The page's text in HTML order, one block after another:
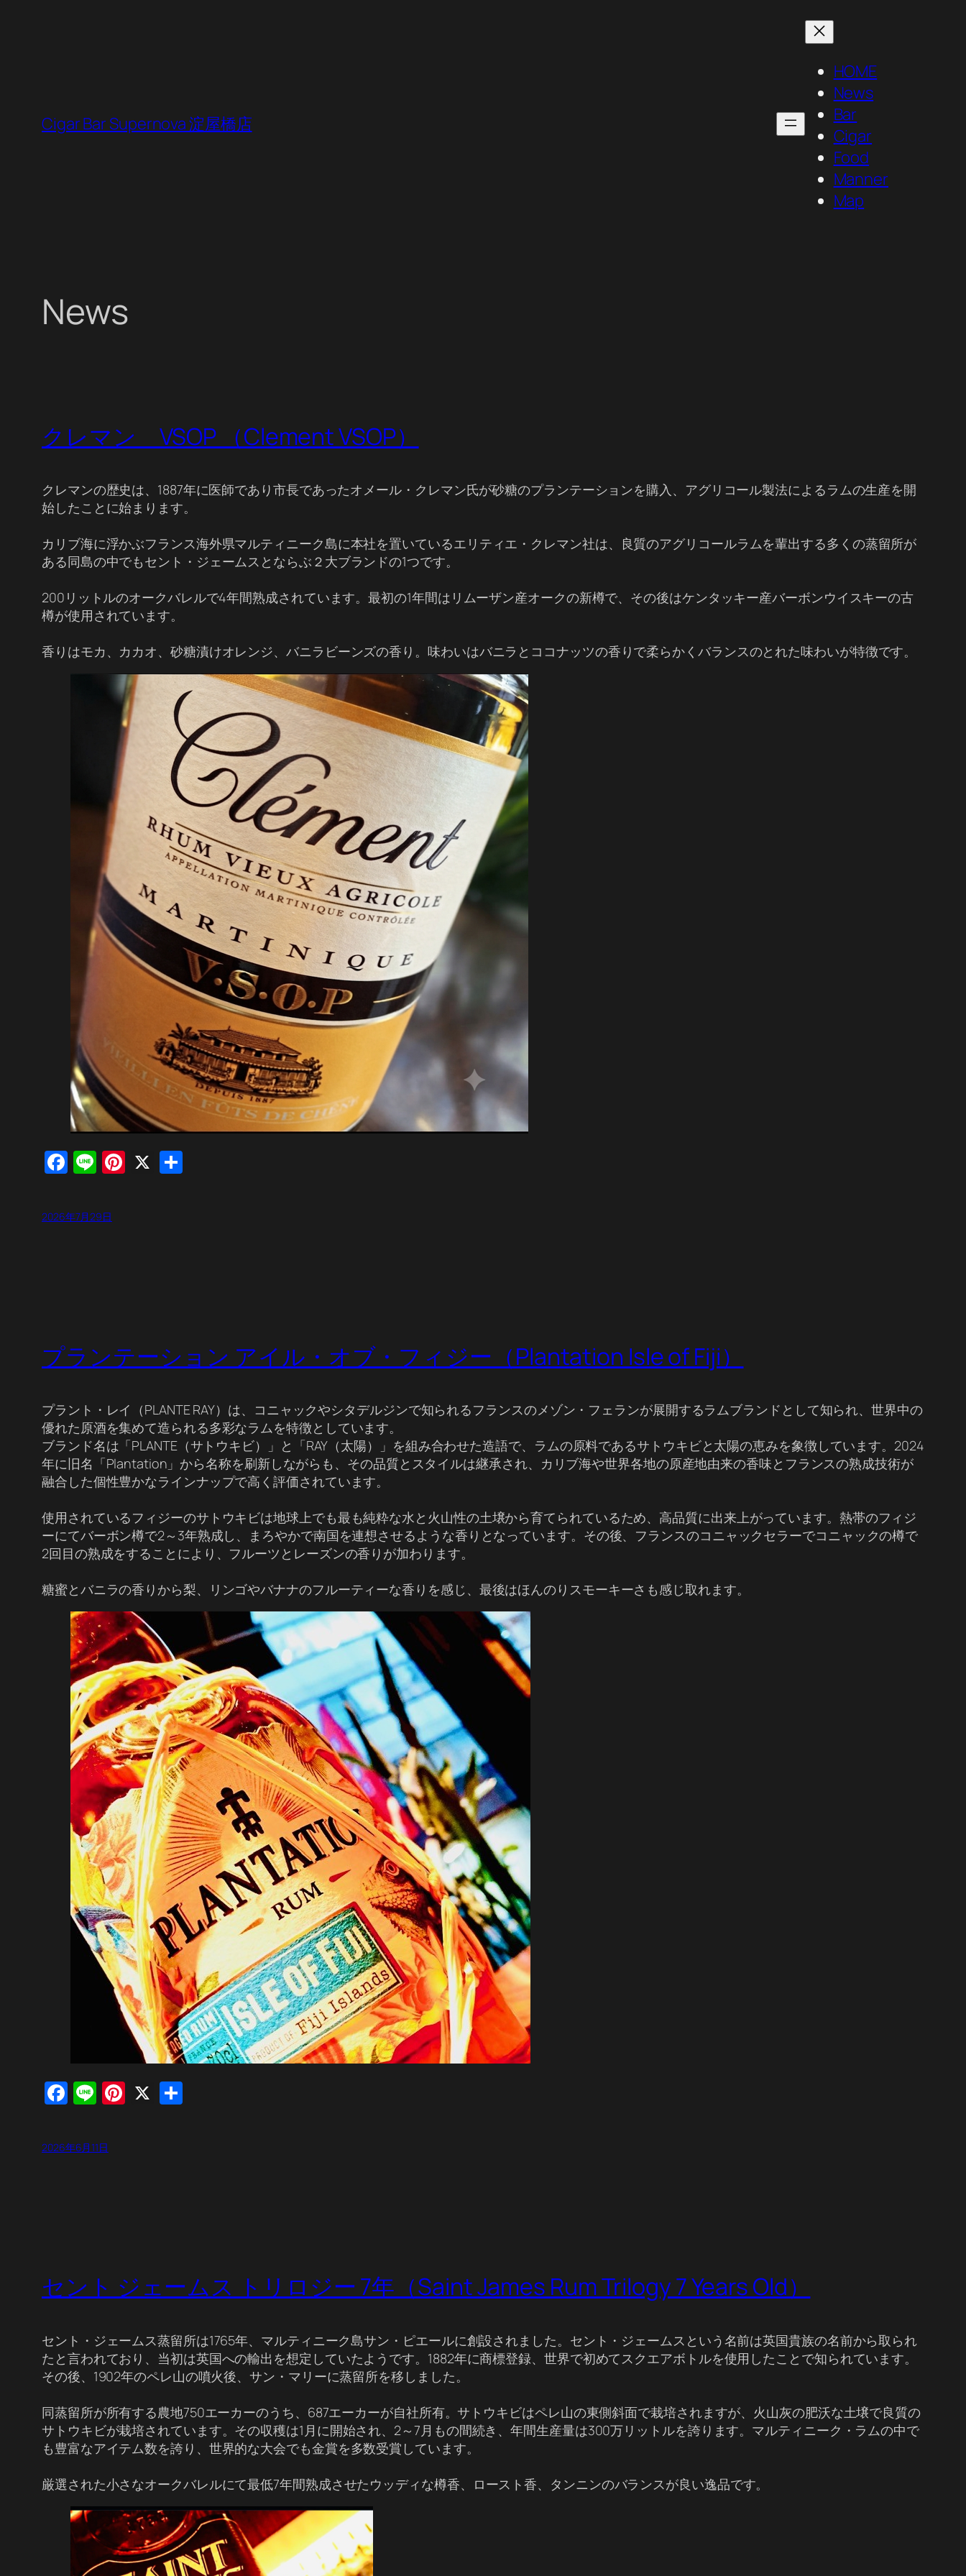
Cigar Bar Supernova 淀屋橋店
HOME
News
Bar
Cigar
Food
Manner
Map
News
クレマン VSOP （Clement VSOP）
クレマンの歴史は、1887年に医師であり市長であったオメール・クレマン氏が砂糖のプランテーションを購入、アグリコール製法によるラムの生産を開
始したことに始まります。
カリブ海に浮かぶフランス海外県マルティニーク島に本社を置いているエリティエ・クレマン社は、良質のアグリコールラムを輩出する多くの蒸留所が
ある同島の中でもセント・ジェームスとならぶ２大ブランドの1つです。
200リットルのオークバレルで4年間熟成されています。最初の1年間はリムーザン産オークの新樽で、その後はケンタッキー産バーボンウイスキーの古
樽が使用されています。
香りはモカ、カカオ、砂糖漬けオレンジ、バニラビーンズの香り。味わいはバニラとココナッツの香りで柔らかくバランスのとれた味わいが特徴です。
Facebook
LinePinterest
X
2026年7月29日
プランテーション アイル・オブ・フィジー（Plantation Isle of Fiji）
プラント・レイ（PLANTE RAY）は、コニャックやシタデルジンで知られるフランスのメゾン・フェランが展開するラムブランドとして知られ、世界中の
優れた原酒を集めて造られる多彩なラムを特徴としています。
ブランド名は「PLANTE（サトウキビ）」と「RAY（太陽）」を組み合わせた造語で、ラムの原料であるサトウキビと太陽の恵みを象徴しています。2024
年に旧名「Plantation」から名称を刷新しながらも、その品質とスタイルは継承され、カリブ海や世界各地の原産地由来の香味とフランスの熟成技術が
融合した個性豊かなラインナップで高く評価されています。
使用されているフィジーのサトウキビは地球上でも最も純粋な水と火山性の土壌から育てられているため、高品質に出来上がっています。熱帯のフィジ
ーにてバーボン樽で2～3年熟成し、まろやかで南国を連想させるような香りとなっています。その後、フランスのコニャックセラーでコニャックの樽で
2回目の熟成をすることにより、フルーツとレーズンの香りが加わります。
糖蜜とバニラの香りから梨、リンゴやバナナのフルーティーな香りを感じ、最後はほんのりスモーキーさも感じ取れます。
Facebook
LinePinterest
X
2026年6月11日
セント ジェームス トリロジー 7年（Saint James Rum Trilogy 7 Years Old）
セント・ジェームス蒸留所は1765年、マルティニーク島サン・ピエールに創設されました。セント・ジェームスという名前は英国貴族の名前から取られ
たと言われており、当初は英国への輸出を想定していたようです。1882年に商標登録、世界で初めてスクエアボトルを使用したことで知られています。
その後、1902年のペレ山の噴火後、サン・マリーに蒸留所を移しました。
同蒸留所が所有する農地750エーカーのうち、687エーカーが自社所有。サトウキビはペレ山の東側斜面で栽培されますが、火山灰の肥沃な土壌で良質の
サトウキビが栽培されています。その収穫は1月に開始され、2～7月もの間続き、年間生産量は300万リットルを誇ります。マルティニーク・ラムの中で
も豊富なアイテム数を誇り、世界的な大会でも金賞を多数受賞しています。
厳選された小さなオークバレルにて最低7年間熟成させたウッディな樽香、ロースト香、タンニンのバランスが良い逸品です。